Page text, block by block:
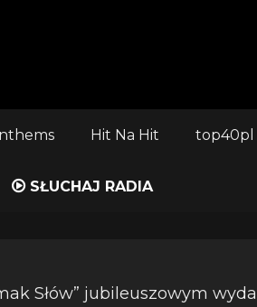
Hit Na Hit top40pl
SŁUCHAJ RADIA